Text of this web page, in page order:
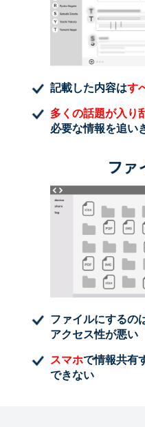
記載した内容はす
多くの話題が入り
必要な情報を追い
ファイルにするの
アクセス性が悪い
スマホで情報共有
できない